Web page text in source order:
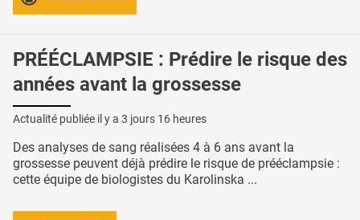
PRÉÉCLAMPSIE : Prédire le risque des
années avant la grossesse
Actualité publiée il y a 3 jours 16 heures
Des analyses de sang réalisées 4 à 6 ans avant la
grossesse peuvent déjà prédire le risque de prééclampsie :
cette équipe de biologistes du Karolinska ...